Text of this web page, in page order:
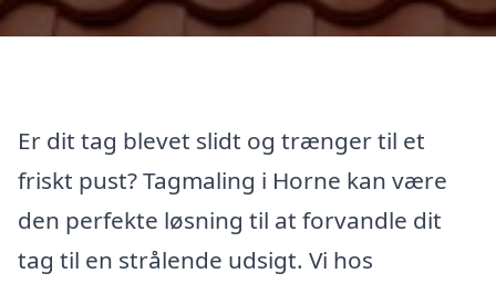
Er dit tag blevet slidt og trænger til et
friskt pust? Tagmaling i Horne kan være
den perfekte løsning til at forvandle dit
tag til en strålende udsigt. Vi hos